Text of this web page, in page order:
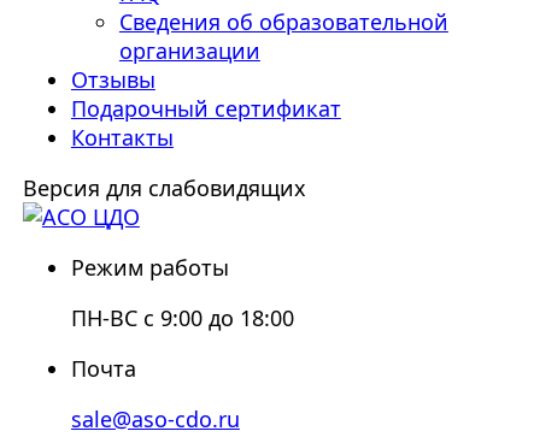
Сведения об образовательной
организации
Отзывы
Подарочный сертификат
Контакты
Версия для слабовидящих
Режим работы
ПН-ВС с 9:00 до 18:00
Почта
sale@aso-cdo.ru